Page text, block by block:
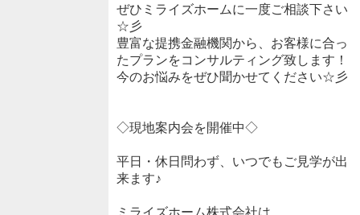
ぜひミライズホームに一度ご相談下さい
☆彡
豊富な提携金融機関から、お客様に合っ
たプランをコンサルティング致します！
今のお悩みをぜひ聞かせてください☆彡
◇現地案内会を開催中◇
平日・休日問わず、いつでもご見学が出
来ます♪
ミライズホーム株式会社は、